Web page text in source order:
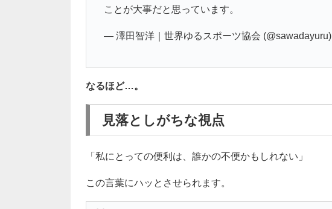
ことが大事だと思っています。
— 澤田智洋｜世界ゆるスポーツ協会 (@sawadayuru)
なるほど…。
見落としがちな視点
「私にとっての便利は、誰かの不便かもしれない」
この言葉にハッとさせられます。